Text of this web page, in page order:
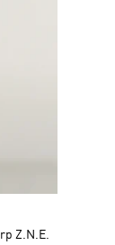
Z.N.E.